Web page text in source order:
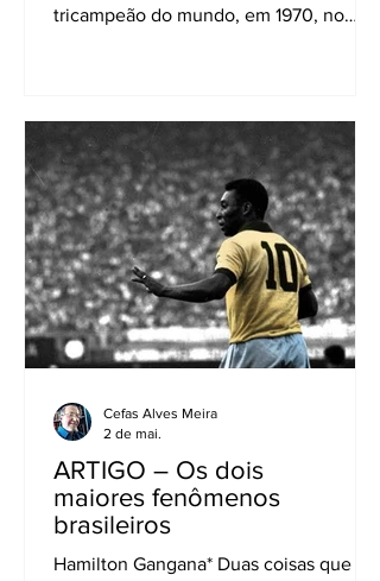
tricampeão do mundo, em 1970, no
raça. Foi a primeira seleção a vencer
todos os seis jogos que disputou,
marcou dezenove gols, sofreu apenas
sete e encantou o planeta praticando o
futebol arte. Pelé consolidou-se como o
maior jogador de futebol do mundo e
Zagallo foi o p
ARTIGO – Os dois
maiores fenômenos
brasileiros
Hamilton Gangana* Duas coisas que se
Cefas Alves Meira
2 de mai.